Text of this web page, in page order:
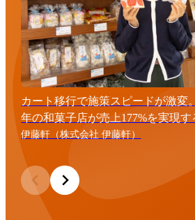
カート移行で施策スピードが激変
年の和菓子店が売上177%を実現す
伊藤軒（株式会社 伊藤軒）